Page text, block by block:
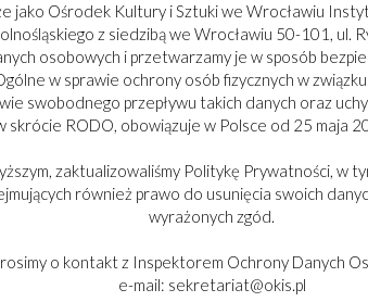
jako Ośrodek Kultury i Sztuki we Wrocławiu
z siedzibą we Wrocławiu 50-101, ul.
osobowych i przetwarzamy je w sposób
w sprawie ochrony osób fizycznych w
swobodnego przepływu takich danych oraz
skrócie RODO, obowiązuje w Polsce od 25 maja
zaktualizowaliśmy Politykę Prywatności, w
również prawo do usunięcia swoich
wyrażonych zgód.
o kontakt z Inspektorem Ochrony Danych
e-mail: sekretariat@okis.pl